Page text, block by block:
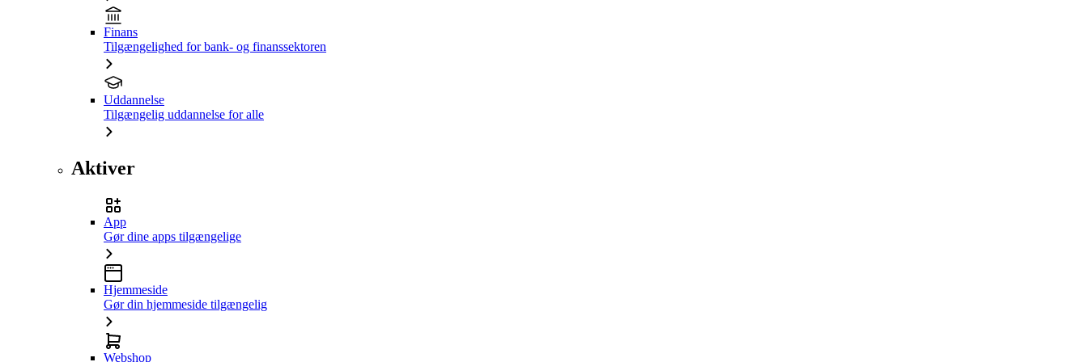
Finans
Tilgængelighed for bank- og finanssektoren
Uddannelse
Tilgængelig uddannelse for alle
Aktiver
App
Gør dine apps tilgængelige
Hjemmeside
Gør din hjemmeside tilgængelig
Webshop